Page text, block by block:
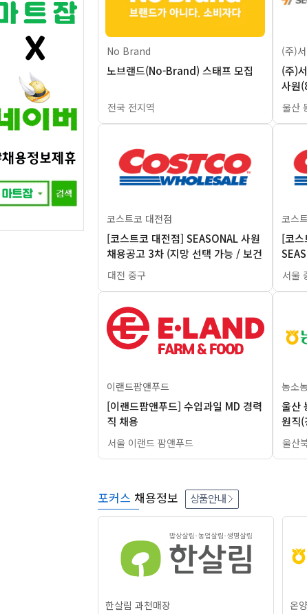
No Brand
노브랜드(No-Brand) 스태프 모집
전국 전지역
(주)
(주)
사원
리]
울산
코스트코 대전점
[코스트코 대전점] SEASONAL 사원
채용공고 3차 (지망 선택 가능 / 보건
증 필수)
대전 중구
코스
[코
건증
서울
이랜드팜앤푸드
[이랜드팜앤푸드] 수입과일 MD 경력
직 채용
서울 이랜드 팜앤푸드
농소
울산
원직(
울산
포커스 채용정보 상품안내
한살림 과천매장 온